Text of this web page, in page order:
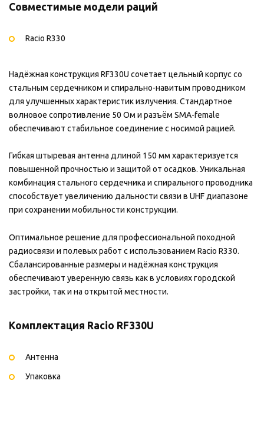
Совместимые модели раций
Racio R330
Надёжная конструкция RF330U сочетает цельный корпус со
стальным сердечником и спирально-навитым проводником
для улучшенных характеристик излучения. Стандартное
волновое сопротивление 50 Ом и разъём SMA-female
обеспечивают стабильное соединение с носимой рацией.
Гибкая штыревая антенна длиной 150 мм характеризуется
повышенной прочностью и защитой от осадков. Уникальная
комбинация стального сердечника и спирального проводника
способствует увеличению дальности связи в UHF диапазоне
при сохранении мобильности конструкции.
Оптимальное решение для профессиональной походной
радиосвязи и полевых работ с использованием Racio R330.
Сбалансированные размеры и надёжная конструкция
обеспечивают уверенную связь как в условиях городской
застройки, так и на открытой местности.
Комплектация Racio RF330U
Антенна
Упаковка